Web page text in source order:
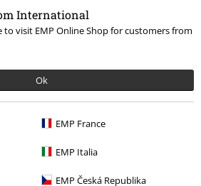
International
to visit EMP Online Shop for customers from
Ok
EMP France
EMP Italia
EMP Česká Republika
5
perfekt